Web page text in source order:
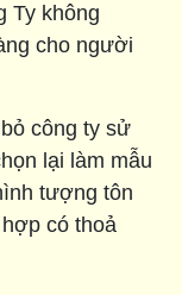
Ty không
cho người
công ty sử
lại làm mẫu
tượng tôn
có thoả